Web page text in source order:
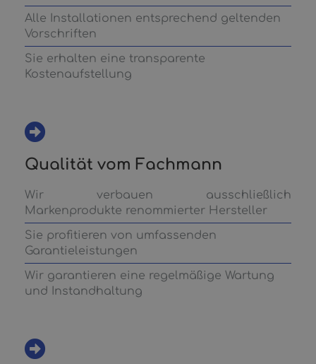
Alle Installationen entsprechend geltenden
Vorschriften
Sie erhalten eine transparente
Kostenaufstellung
Qualität vom Fachmann
Wir verbauen ausschließlich
Markenprodukte renommierter Hersteller
Sie profitieren von umfassenden
Garantieleistungen
Wir garantieren eine regelmäßige Wartung
und Instandhaltung